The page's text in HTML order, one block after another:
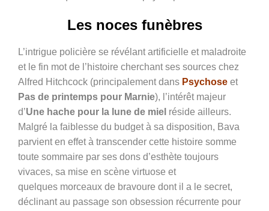
Les noces funèbres
L’intrigue policière se révélant artificielle et maladroite
et le fin mot de l’histoire cherchant ses sources chez
Alfred Hitchcock (principalement dans Psychose et
Pas de printemps pour Marnie), l’intérêt majeur
d’Une hache pour la lune de miel réside ailleurs.
Malgré la faiblesse du budget à sa disposition, Bava
parvient en effet à transcender cette histoire somme
toute sommaire par ses dons d’esthète toujours
vivaces, sa mise en scène virtuose et
quelques morceaux de bravoure dont il a le secret,
déclinant au passage son obsession récurrente pour